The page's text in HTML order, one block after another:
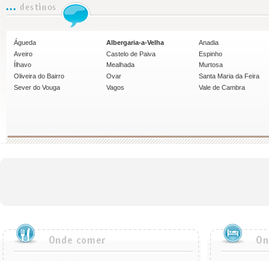
Águeda Albergaria-a-Velha
Anadia
Aveiro
Castelo de Paiva
Espinho
Ílhavo
Mealhada
Murtosa
Oliveira do Bairro
Ovar
Santa Maria da Feira
Sever do Vouga
Vagos Vale de Cambra